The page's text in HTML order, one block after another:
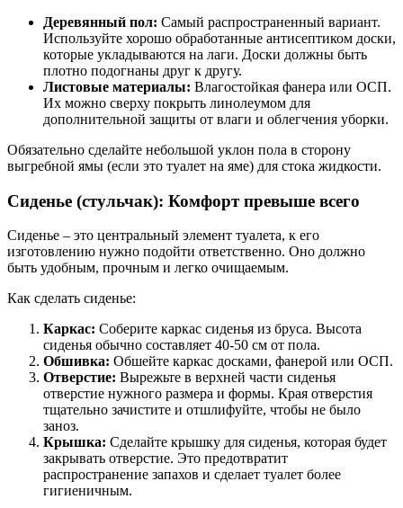
Деревянный пол: Самый распространенный вариант.
Используйте хорошо обработанные антисептиком доски,
которые укладываются на лаги. Доски должны быть
плотно подогнаны друг к другу.
Листовые материалы: Влагостойкая фанера или ОСП.
Их можно сверху покрыть линолеумом для
дополнительной защиты от влаги и облегчения уборки.
Обязательно сделайте небольшой уклон пола в сторону
выгребной ямы (если это туалет на яме) для стока жидкости.
Сиденье (стульчак): Комфорт превыше всего
Сиденье – это центральный элемент туалета, к его
изготовлению нужно подойти ответственно. Оно должно
быть удобным, прочным и легко очищаемым.
Как сделать сиденье:
Каркас: Соберите каркас сиденья из бруса. Высота
сиденья обычно составляет 40-50 см от пола.
Обшивка: Обшейте каркас досками, фанерой или ОСП.
Отверстие: Вырежьте в верхней части сиденья
отверстие нужного размера и формы. Края отверстия
тщательно зачистите и отшлифуйте, чтобы не было
заноз.
Крышка: Сделайте крышку для сиденья, которая будет
закрывать отверстие. Это предотвратит
распространение запахов и сделает туалет более
гигиеничным.